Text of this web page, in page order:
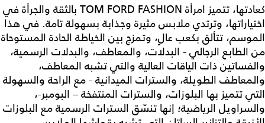
كعادتها، تتميز امرأة TOM FORD FASHION بالثقة والجرأة في
اختياراتها، وترتدي ملابس مثيرة وجذابة بسهولة تامة. في هذا
الموسم، تتألق بكعب عالٍ، وتمزج بين الخياطة الحادة المستوحاة
من الطابع الرجالي - البدلات، والمعاطف، والبدلات الرسمية،
والفساتين ذات الياقات العالية والتي تشبه المعاطف،
والمعاطف الطويلة، والسترات الميدانية - مع الراحة والسهولة
التي تتميز بها البلوزات، والسترات المنتفخة – البومبر-،
والسراويل الرياضية؛ إنها تنسّق السترات الرسمية مع البلوزات